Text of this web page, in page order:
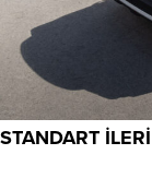
STANDART